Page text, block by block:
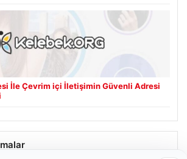
İle Çevrim içi İletişimin Güvenli Adresi